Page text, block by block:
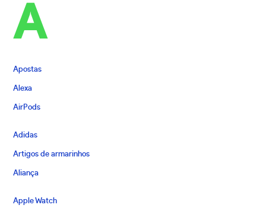
A
Apostas
Alexa
AirPods
Adidas
Artigos de armarinhos
Aliança
Apple Watch